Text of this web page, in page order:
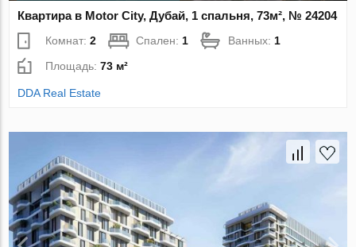
Квартира в Motor City, Дубай, 1 спальня, 73м², № 24204
Комнат:2 Спален:1 Ванных:1
Площадь:73 м²
DDA Real Estate